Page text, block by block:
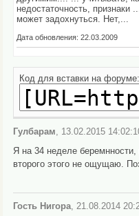
недостаточность,
может задохнуться. Нет,...
Дата обновления: 22.03.2009
Код для вставки на форуме:
Гулбарам, 13.02.2015
Я на 34 неделе
второго этого не ощущаю.
Гость Нигора, 21.08.2014